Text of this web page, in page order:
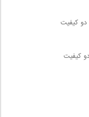
دو کیفیت
کیفیت